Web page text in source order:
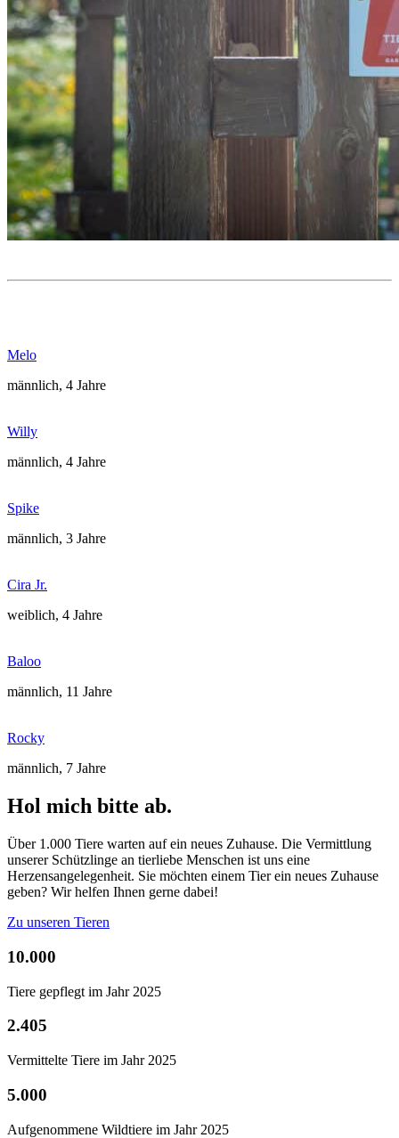
Melo
männlich, 4 Jahre
Willy
männlich, 4 Jahre
Spike
männlich, 3 Jahre
Cira Jr.
weiblich, 4 Jahre
Baloo
männlich, 11 Jahre
Rocky
männlich, 7 Jahre
Hol mich bitte ab.
Über 1.000 Tiere warten auf ein neues Zuhause. Die Vermittlung
unserer Schützlinge an tierliebe Menschen ist uns eine
Herzensangelegenheit. Sie möchten einem Tier ein neues Zuhause
geben? Wir helfen Ihnen gerne dabei!
Zu unseren Tieren
10.000
Tiere gepflegt im Jahr 2025
2.405
Vermittelte Tiere im Jahr 2025
5.000
Aufgenommene Wildtiere im Jahr 2025